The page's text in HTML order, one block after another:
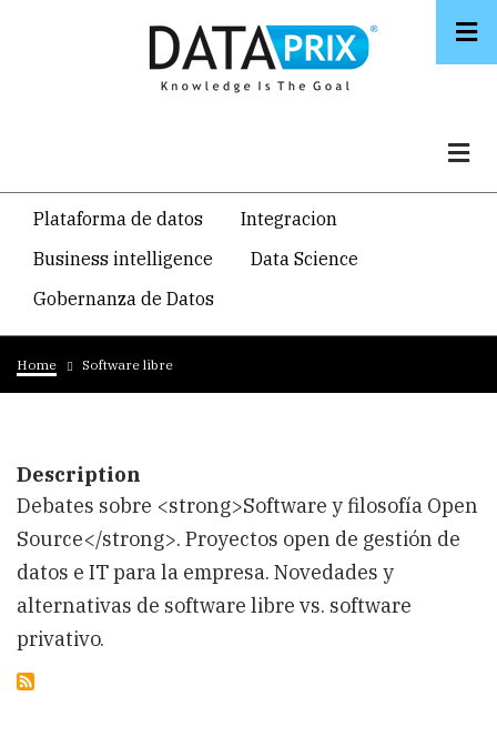
Navegacion
temática
principal
Plataforma de datos
Integracion
Business intelligence
Data Science
Gobernanza de Datos
Breadcrumb
Home Software libre
Description
Debates sobre <strong>Software y filosofía Open
Source</strong>. Proyectos open de gestión de
datos e IT para la empresa. Novedades y
alternativas de software libre vs. software
privativo.